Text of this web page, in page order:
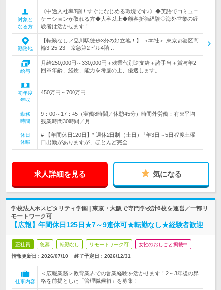
対象と
なる方
《中途入社率8割！すぐになじめる環境です♪》◆英語でコミュニ
ケーションが取れる方◆大卒以上◆顧客折衝経験◇海外営業の経
験者は活かせます！
勤務地
【転勤なし／品川駅徒歩3分の好立地！】 ＜本社＞ 東京都港区高
輪3-25-23 京急第2ビル4階…
給与
月給250,000円～330,000円＋残業代別途支給＋諸手当＋賞与年2
回※年齢、経験、能力を考慮の上、優遇します。…
初年度
年収
450万円～700万円
勤務
時間
9：00～17：45（実働8時間／休憩45分）時間外労働：有※平均
残業時間30時間／月
休日
休暇
# 【年間休日120日】* 週休2日制（土日）└年3日～5日程度土曜
日出勤がありますが、ほとんど完全…
求人詳細を見る 気になる
学校法人ホスピタリティ学園 | 東京・大阪で専門学校計6校を運営／一部リ
モートワーク可
【広報】年間休日125日★7～9連休可★転勤なし★経験者歓迎
正社員 急募 転勤なし リモートワーク可 女性のおしごと掲載中
情報更新日：2026/07/10 終了予定日： 2026/12/31
仕事内容
＜広報業務＞教育業界での営業経験を活かせます！2～3年後の昇
格を前提とした「管理職候補」を募集！